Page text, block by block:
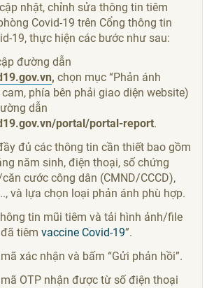
nhật, chỉnh sửa thông tin tiêm
Covid-19 trên Cổng thông tin
19, thực hiện các bước như sau:
đường dẫn
, chọn mục “Phản ánh
phía bên phải giao diện website)
dẫn
portal/portal-report.
đủ các thông tin cần thiết bao gồm
năm sinh, điện thoại, số chứng
cước công dân (CMND/CCCD),
và lựa chọn loại phản ánh phù hợp.
tin mũi tiêm và tải hình ảnh/file
đã tiêmvaccine Covid-19”.
xác nhận và bấm “Gửi phản hồi”.
OTP nhận được từ số điện thoại